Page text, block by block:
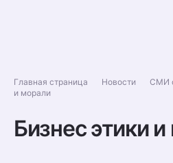
Главная страница Новости СМИ
и морали
Бизнес этики